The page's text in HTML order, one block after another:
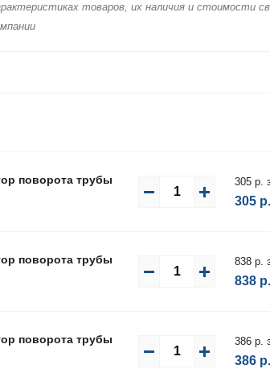
товaров, их нaличия и стoимости
поворота трубы
305 р.
305 р.
поворота трубы
838 р.
838 р.
поворота трубы
386 р.
386 р.